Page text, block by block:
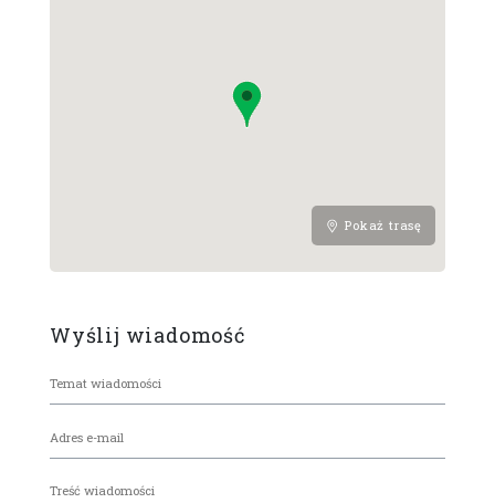
Pokaż trasę
Wyślij wiadomość